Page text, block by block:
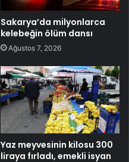
Sakarya’da milyonlarca
kelebeğin ölüm dansı
Ağustos 7, 2026
Yaz meyvesinin kilosu 300
liraya fırladı, emekli isyan